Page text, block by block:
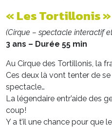
« Les Tortillonis »
(Cirque – spectacle interactif
3 ans – Durée 55 min
Au Cirque des Tortillonis, la
Ces deux là vont tenter de
spectacle…
La légendaire entr’aide des
coup!
Y a t’il une chance pour que